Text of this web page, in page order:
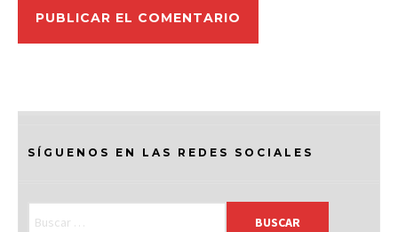
SÍGUENOS EN LAS REDES SOCIALES